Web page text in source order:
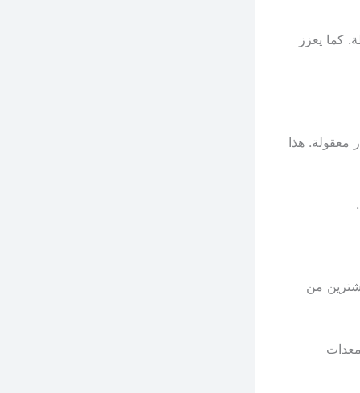
كما يعزز
معقولة. هذا
من